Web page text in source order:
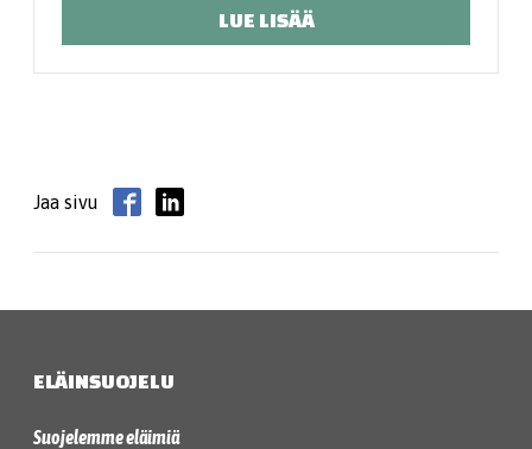
LUE LISÄÄ
Jaa sivu
ELÄINSUOJELU
Suojelemme eläimiä